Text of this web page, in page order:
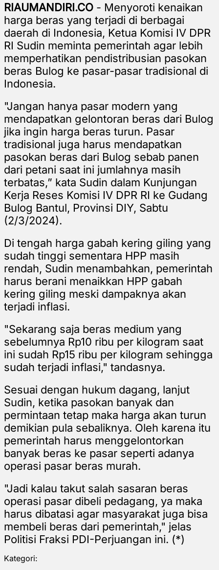
RIAUMANDIRI.CO - Menyoroti kenaikan
harga beras yang terjadi di berbagai
daerah di Indonesia, Ketua Komisi IV DPR
RI Sudin meminta pemerintah agar lebih
memperhatikan pendistribusian pasokan
beras Bulog ke pasar-pasar tradisional di
Indonesia.
"Jangan hanya pasar modern yang
mendapatkan gelontoran beras dari Bulog
jika ingin harga beras turun. Pasar
tradisional juga harus mendapatkan
pasokan beras dari Bulog sebab panen
dari petani saat ini jumlahnya masih
terbatas,” kata Sudin dalam Kunjungan
Kerja Reses Komisi IV DPR RI ke Gudang
Bulog Bantul, Provinsi DIY, Sabtu
(2/3/2024).
Di tengah harga gabah kering giling yang
sudah tinggi sementara HPP masih
rendah, Sudin menambahkan, pemerintah
harus berani menaikkan HPP gabah
kering giling meski dampaknya akan
terjadi inflasi.
"Sekarang saja beras medium yang
sebelumnya Rp10 ribu per kilogram saat
ini sudah Rp15 ribu per kilogram sehingga
sudah terjadi inflasi," tandasnya.
Sesuai dengan hukum dagang, lanjut
Sudin, ketika pasokan banyak dan
permintaan tetap maka harga akan turun
demikian pula sebaliknya. Oleh karena itu
pemerintah harus menggelontorkan
banyak beras ke pasar seperti adanya
operasi pasar beras murah.
"Jadi kalau takut salah sasaran beras
operasi pasar dibeli pedagang, ya maka
harus dibatasi agar masyarakat juga bisa
membeli beras dari pemerintah," jelas
Politisi Fraksi PDI-Perjuangan ini. (*)
Kategori: